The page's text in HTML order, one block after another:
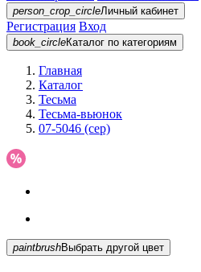
person_crop_circleЛичный кабинет
Регистрация Вход
book_circleКаталог по категориям
Главная
Каталог
Тесьма
Тесьма-вьюнок
07-5046 (сер)
paintbrush Выбрать другой цвет